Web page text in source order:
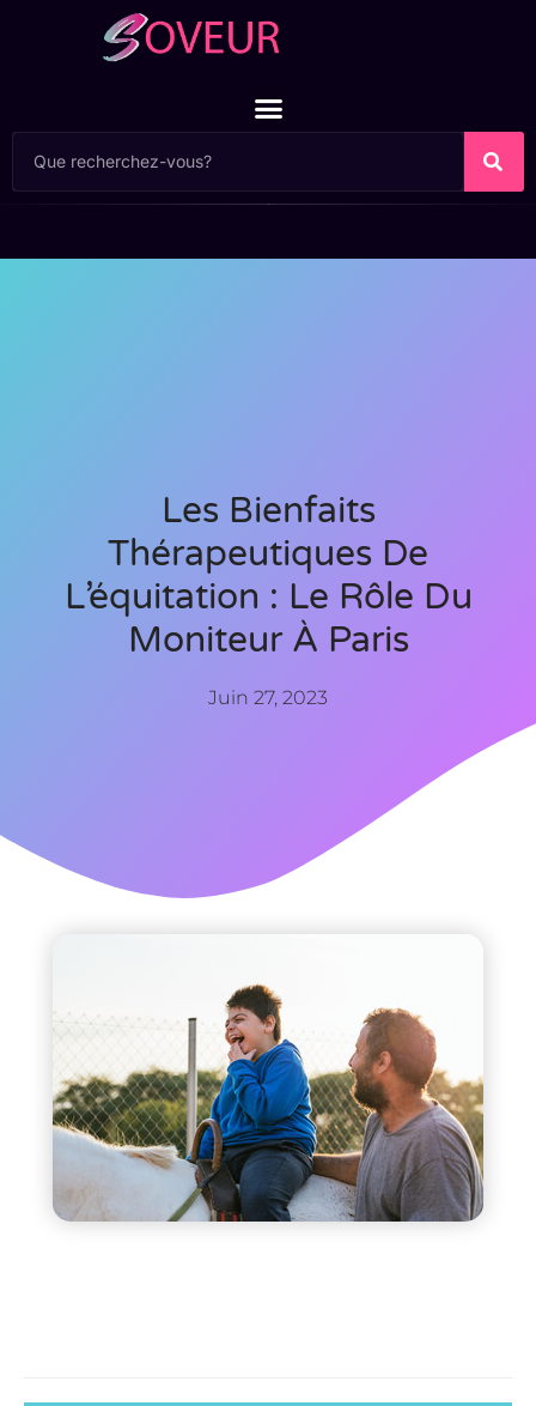
Les Bienfaits
Thérapeutiques De
L’équitation : Le Rôle Du
Moniteur À Paris
Juin 27, 2023